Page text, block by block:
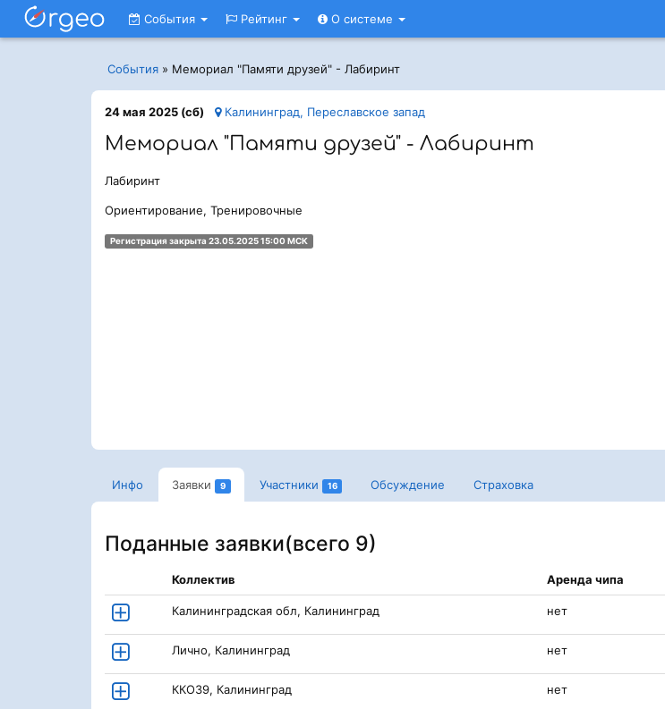
События Рейтинг О системе
События » Мемориал "Памяти друзей" - Лабиринт
24 мая 2025 (сб) Калининград, Переславское запад
Мемориал "Памяти друзей" - Лабиринт
Лабиринт
Ориентирование, Тренировочные
Регистрация закрыта 23.05.2025 15:00 МСК
Инфо Заявки 9 Участники 16 Обсуждение Страховка
Поданные заявки(всего 9)
Коллектив Аренда чипа
Калининградская обл, Калининград нет
Лично, Калининград нет
ККО39, Калининград нет